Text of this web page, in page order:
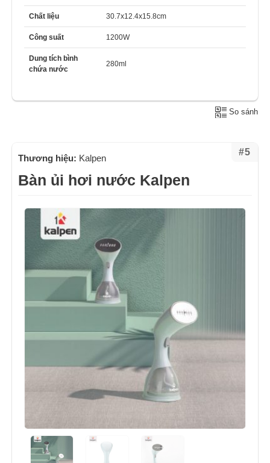
Chất liệu 30.7x12.4x15.8cm
Công suất 1200W
Dung tích bình
chứa nước
280ml
So sánh
#5
Thương hiệu: Kalpen
Bàn ủi hơi nước Kalpen